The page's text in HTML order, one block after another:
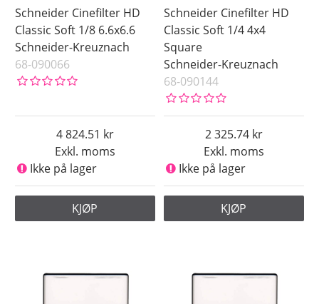
Schneider Cinefilter HD
Classic Soft 1/8 6.6x6.6
Schneider-Kreuznach
68-090066
Exkl. moms
4 824.51
Ikke på lager
KJØP
Schneider Cinefilter HD
Classic Soft 1/4 4x4
Square
Schneider-Kreuznach
68-090144
Exkl. moms
2 325.74
Ikke på lager
KJØP